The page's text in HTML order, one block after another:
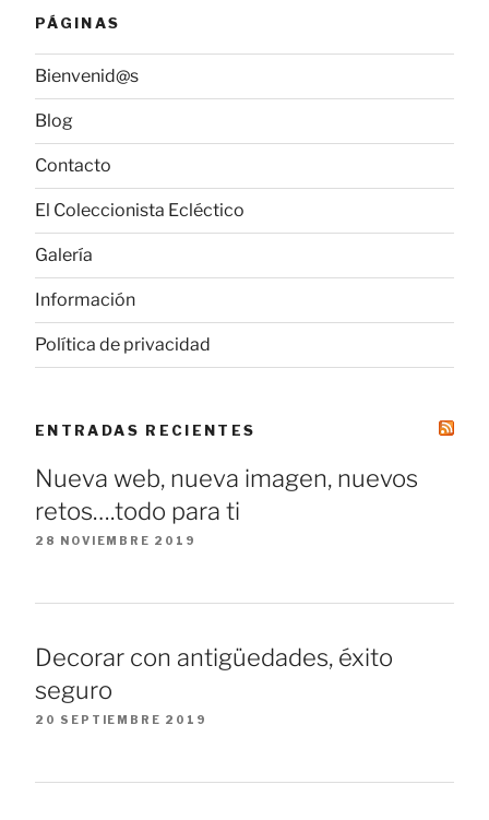
PÁGINAS
Bienvenid@s
Blog
Contacto
El Coleccionista Ecléctico
Galería
Información
Política de privacidad
ENTRADAS RECIENTES
Nueva web, nueva imagen, nuevos
retos….todo para ti
28 NOVIEMBRE 2019
Decorar con antigüedades, éxito
seguro
20 SEPTIEMBRE 2019